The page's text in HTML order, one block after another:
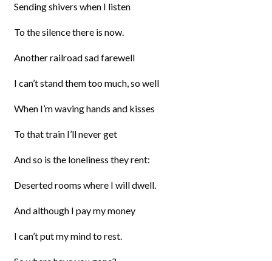
Sending shivers when I listen
To the silence there is now.
Another railroad sad farewell
I can’t stand them too much, so well
When I’m waving hands and kisses
To that train I’ll never get
And so is the loneliness they rent:
Deserted rooms where I will dwell.
And although I pay my money
I can’t put my mind to rest.